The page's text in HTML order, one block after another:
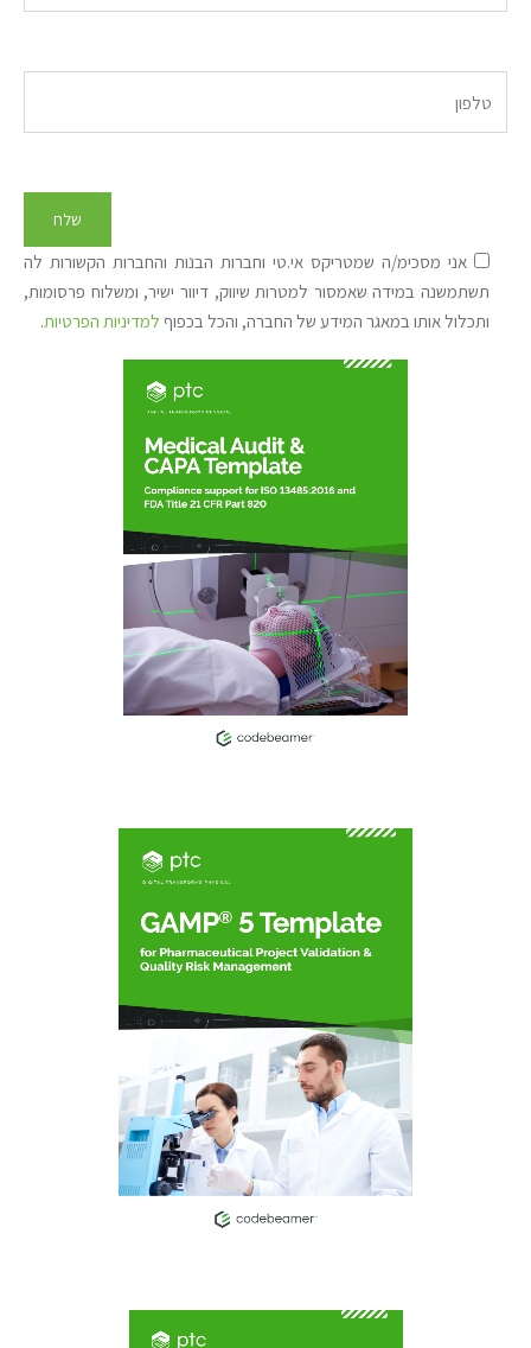
אני מסכימ/ה שמטריקס אי.טי וחברות הבנות והחברות הקשורות לה
תשתמשנה במידה שאמסור למטרות שיווק, דיוור ישיר, ומשלוח פרסומות,
ותכלול אותו במאגר המידע של החברה, והכל בכפוף למדיניות הפרטיות.